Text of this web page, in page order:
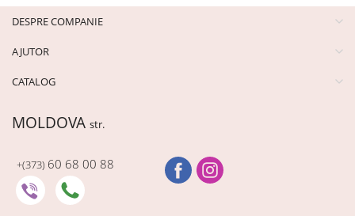
DESPRE COMPANIE
AJUTOR
CATALOG
MOLDOVA str.
+(373) 60 68 00 88